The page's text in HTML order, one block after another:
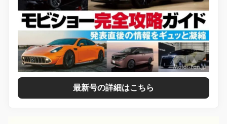
最新号の詳細はこちら